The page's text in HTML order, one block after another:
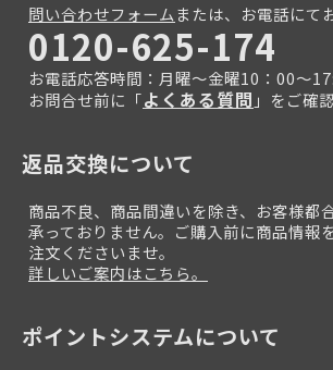
問い合わせフォームまたは、お電話にて
0120-625-174
お電話応答時間：月曜～金曜10：00～
お問合せ前に「よくある質問 」をご確
返品交換について
商品不良、商品間違いを除き、お客様都
承っておりません。ご購入前に商品情報
注文くださいませ。
詳しいご案内はこちら。
ポイントシステムについて